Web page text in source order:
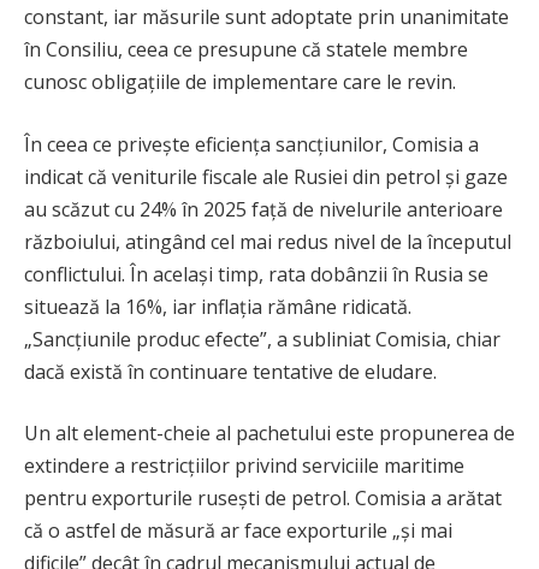
constant, iar măsurile sunt adoptate prin unanimitate
în Consiliu, ceea ce presupune că statele membre
cunosc obligațiile de implementare care le revin.
În ceea ce privește eficiența sancțiunilor, Comisia a
indicat că veniturile fiscale ale Rusiei din petrol și gaze
au scăzut cu 24% în 2025 față de nivelurile anterioare
războiului, atingând cel mai redus nivel de la începutul
conflictului. În același timp, rata dobânzii în Rusia se
situează la 16%, iar inflația rămâne ridicată.
„Sancțiunile produc efecte”, a subliniat Comisia, chiar
dacă există în continuare tentative de eludare.
Un alt element-cheie al pachetului este propunerea de
extindere a restricțiilor privind serviciile maritime
pentru exporturile rusești de petrol. Comisia a arătat
că o astfel de măsură ar face exporturile „și mai
dificile” decât în cadrul mecanismului actual de